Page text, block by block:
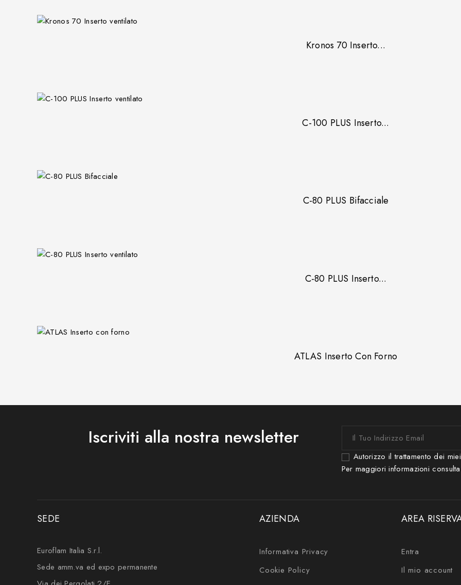
Kronos 70 Inserto...
C-100 PLUS Inserto...
C-80 PLUS Bifacciale
C-80 PLUS Inserto...
ATLAS Inserto Con Forno
Iscriviti alla nostra newsletter
Autorizzo il trattamento dei
Per maggiori informazioni
SEDE
Euroflam Italia S.r.l.
Sede amm.va ed expo permanente
AZIENDA
Informativa Privacy
Cookie Policy
AREA
Entra
Il mio account